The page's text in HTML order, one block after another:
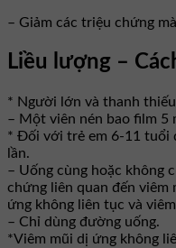
– Giảm các triệu chứng
Liều lượng –
* Người lớn và thanh
– Một viên nén bao film 5
* Đối với trẻ em 6-11 tuổi
lần.
– Uống cùng hoặc không
chứng liên quan đến viêm
ứng không liên tục và
– Chỉ dùng đường uống.
*Viêm mũi dị ứng không